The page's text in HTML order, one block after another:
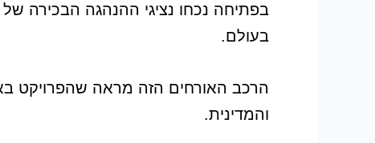
בפתיחה נכחו נציגי ההנהגה הבכירה של
בעולם.
הרכב האורחים הזה מראה שהפרויקט
והמדינית.